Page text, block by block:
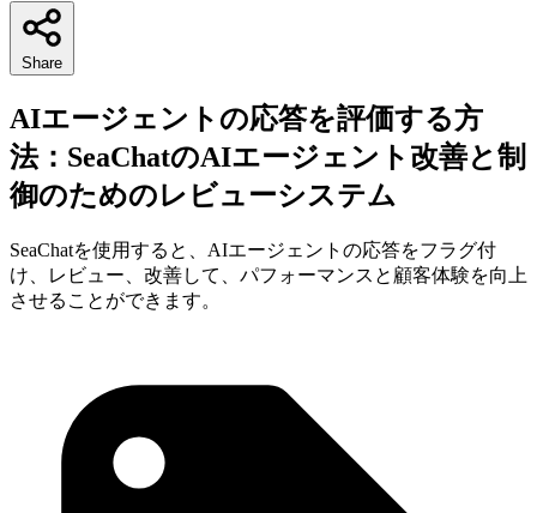
Share
AIエージェントの応答を評価する方
法：SeaChatのAIエージェント改善と制
御のためのレビューシステム
SeaChatを使用すると、AIエージェントの応答をフラグ付
け、レビュー、改善して、パフォーマンスと顧客体験を向上
させることができます。